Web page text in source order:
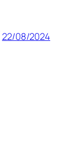
22/08/2024